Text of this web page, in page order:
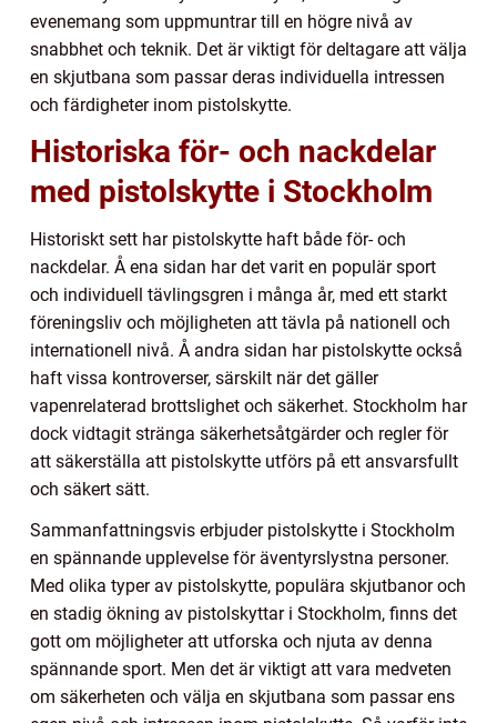
evenemang som uppmuntrar till en högre nivå av
snabbhet och teknik. Det är viktigt för deltagare att välja
en skjutbana som passar deras individuella intressen
och färdigheter inom pistolskytte.
Historiska för- och nackdelar
med pistolskytte i Stockholm
Historiskt sett har pistolskytte haft både för- och
nackdelar. Å ena sidan har det varit en populär sport
och individuell tävlingsgren i många år, med ett starkt
föreningsliv och möjligheten att tävla på nationell och
internationell nivå. Å andra sidan har pistolskytte också
haft vissa kontroverser, särskilt när det gäller
vapenrelaterad brottslighet och säkerhet. Stockholm har
dock vidtagit stränga säkerhetsåtgärder och regler för
att säkerställa att pistolskytte utförs på ett ansvarsfullt
och säkert sätt.
Sammanfattningsvis erbjuder pistolskytte i Stockholm
en spännande upplevelse för äventyrslystna personer.
Med olika typer av pistolskytte, populära skjutbanor och
en stadig ökning av pistolskyttar i Stockholm, finns det
gott om möjligheter att utforska och njuta av denna
spännande sport. Men det är viktigt att vara medveten
om säkerheten och välja en skjutbana som passar ens